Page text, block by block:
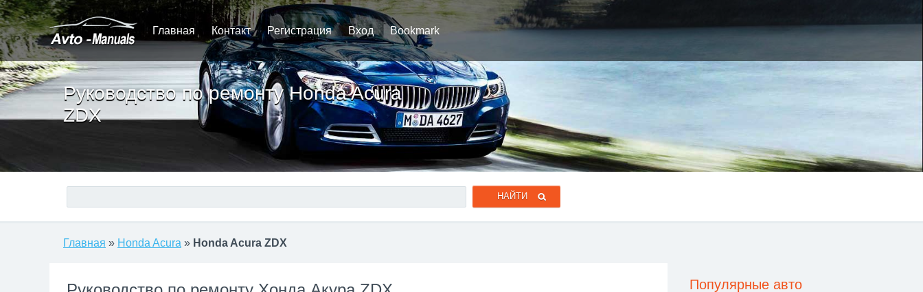
Главная Контакт Регистрация Вход Bookmark
Руководство по ремонту Honda Acura
ZDX
Главная » Honda Acura » Honda Acura ZDX
Популярные авто